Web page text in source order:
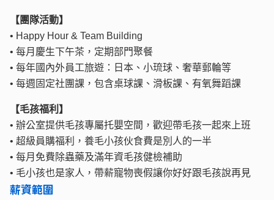
【團隊活動】
• Happy Hour & Team Building
• 每月慶生下午茶，定期部門聚餐
• 每年國內外員工旅遊：日本、小琉球、奢華郵輪等
• 每週固定社團課，包含桌球課、滑板課、有氧舞蹈課
【毛孩福利】
• 辦公室提供毛孩專屬托嬰空間，歡迎帶毛孩一起來上班
• 超級員購福利，養毛小孩伙食費是別人的一半
• 每月免費除蟲藥及滿年資毛孩健檢補助
• 毛小孩也是家人，帶薪寵物喪假讓你好好跟毛孩說再見
薪資範圍